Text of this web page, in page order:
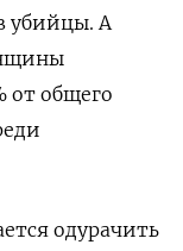
убийцы. А
от общего
одурачить